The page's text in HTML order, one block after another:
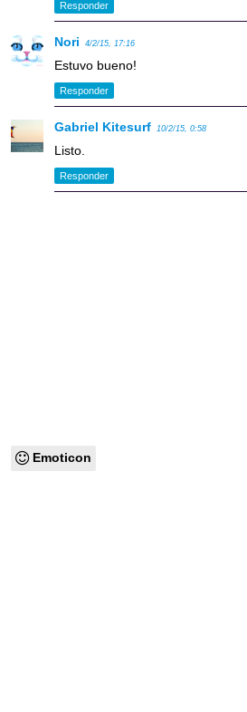
Responder
Nori 4/2/15, 17:16
Estuvo bueno!
Responder
Gabriel Kitesurf 10/2/15, 0:58
Listo.
Responder
Emoticon